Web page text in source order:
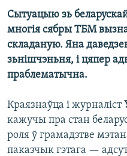
Сытуацыю зь
многія сябры ТБМ
складаную. Яна
зьнішчэньня, і цяпер
праблематычна.
Краязнаўца і журналіст
кажучы пра стан
роля ў грамадзтве
паказчык гэтага —